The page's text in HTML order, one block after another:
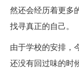
然还会经历着更多
找寻真正的自己。
由于学校的安排，
还没有回过味的时